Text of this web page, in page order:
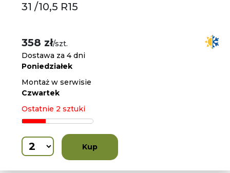
31 /10,5 R15
358 zł/szt.
Dostawa za 4 dni
Poniedziałek
Montaż w serwisie
Czwartek
Ostatnie 2 sztuki
Kup